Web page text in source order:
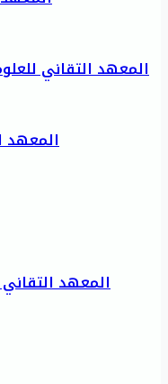
المعهد التقاني
المعهد
المعهد